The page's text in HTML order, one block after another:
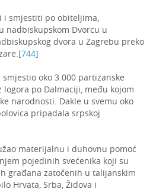
smjestiti po obiteljima,
nadbiskupskom Dvorcu u
dvora u Zagrebu preko
[744]
oko 3.000 partizanske
logora po Dalmaciji, među kojom
narodnosti. Dakle u svemu oko
pripadala srpskoj
materijalnu i duhovnu pomoć
pojedinih svećenika koji su
građana zatočenih u talijanskim
Hrvata, Srba, Židova i